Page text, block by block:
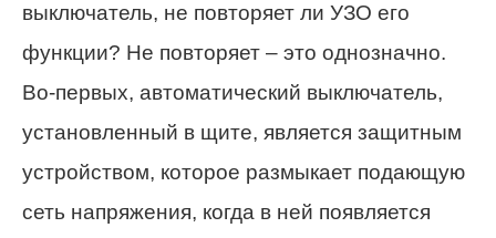
выключатель, не повторяет ли УЗО его
функции? Не повторяет – это однозначно.
Во-первых, автоматический выключатель,
установленный в щите, является защитным
устройством, которое размыкает подающую
сеть напряжения, когда в ней появляется